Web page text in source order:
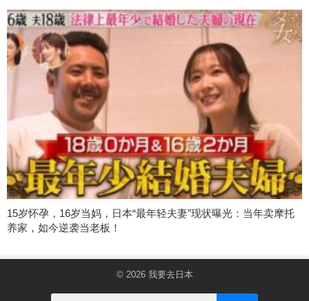
15岁怀孕，16岁当妈，日本“最年轻夫妻”现状曝光：当年卖摩托
养家，如今逆袭当老板！
© 2026 我要去日本